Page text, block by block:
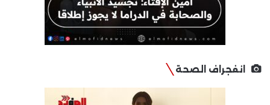
انفجراف الصحة